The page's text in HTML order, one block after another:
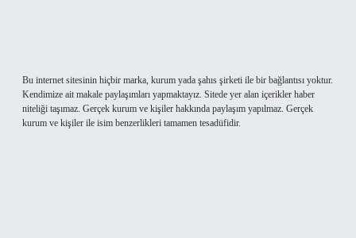
Bu internet sitesinin hiçbir marka, kurum yada şahıs şirketi ile bir bağlantısı yoktur.
Kendimize ait makale paylaşımları yapmaktayız. Sitede yer alan içerikler haber
niteliği taşımaz. Gerçek kurum ve kişiler hakkında paylaşım yapılmaz. Gerçek
kurum ve kişiler ile isim benzerlikleri tamamen tesadüfidir.